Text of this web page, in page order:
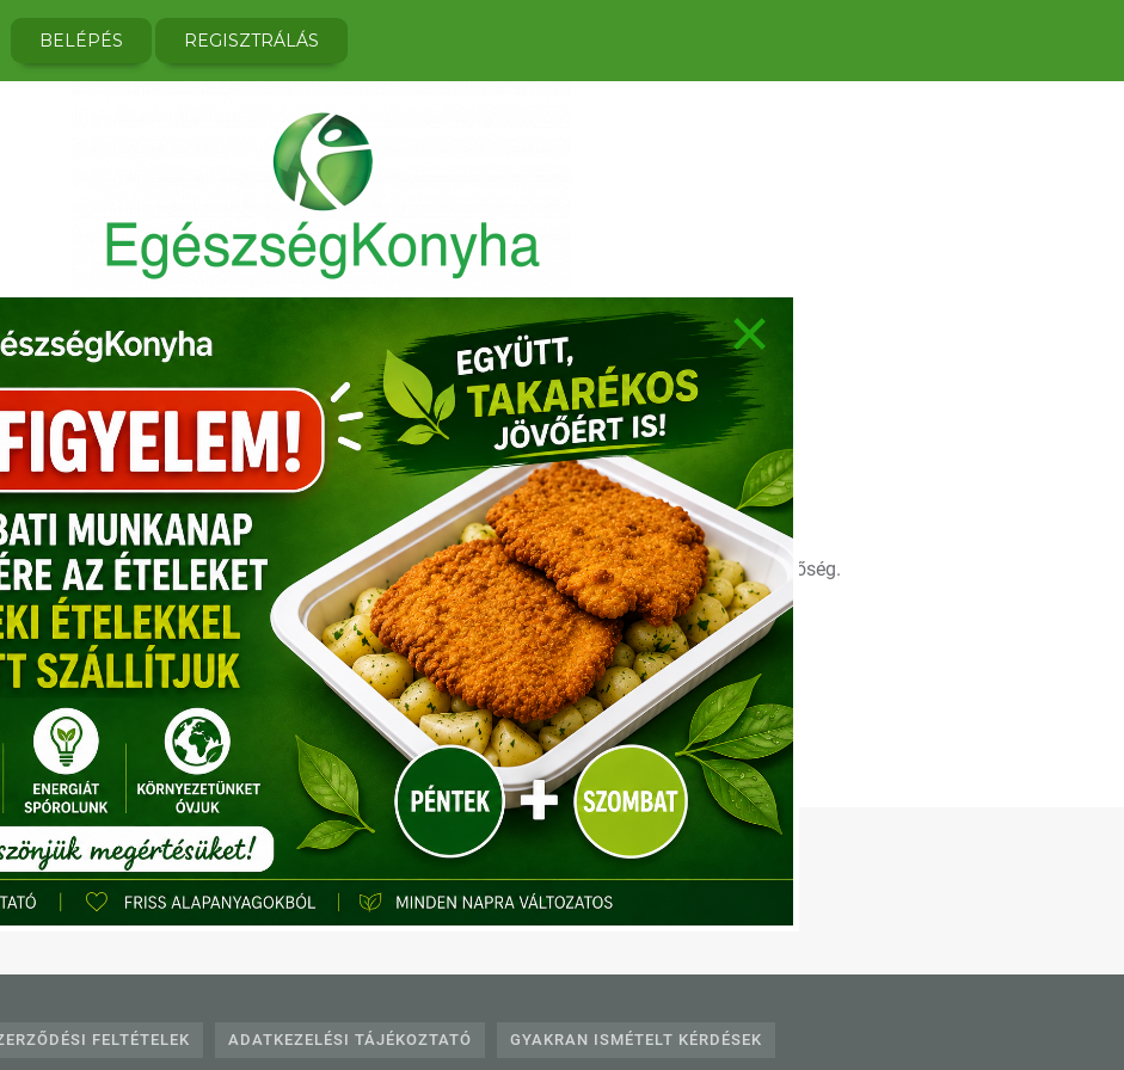
BELÉPÉS REGISZTRÁLÁS
LAST MINUTE PONTOK
GYŰJTSE ÖN IS
CÉGÜNK
BEMUTATKOZUNK
INFO
HASZNOS
ételt?
erejéig. Ezen időben a rendelés törlésére, módosítására, és a cím átírására nincsen lehetőség.
Telefonos ügyfélszolgálat:+36703331360,+3612332240
E-mail:info@egeszsegkonyha.hu
FELTÉTELEK ADATKEZELÉSI TÁJÉKOZTATÓ GYAKRAN ISMÉTELT KÉRDÉSEK
×